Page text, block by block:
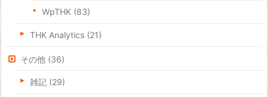
WpTHK (83)
THK Analytics (21)
その他 (36)
雑記 (29)